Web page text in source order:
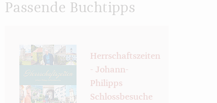
Passende Buchtipps
Herrschaftszeiten
- Johann-
Philipps
Schlossbesuche